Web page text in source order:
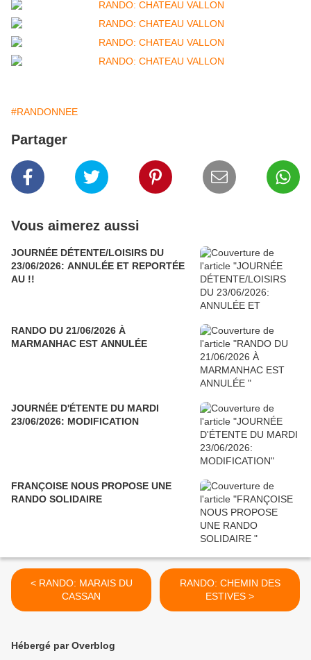
#RANDONNEE
Partager
Vous aimerez aussi
JOURNÉE DÉTENTE/LOISIRS DU
23/06/2026: ANNULÉE ET REPORTÉE
AU !!
RANDO DU 21/06/2026 À
MARMANHAC EST ANNULÉE
JOURNÉE D'ÉTENTE DU MARDI
23/06/2026: MODIFICATION
FRANÇOISE NOUS PROPOSE UNE
RANDO SOLIDAIRE
< RANDO: MARAIS DU
CASSAN
RANDO: CHEMIN DES
ESTIVES >
Hébergé par Overblog